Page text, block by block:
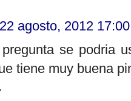
22 agosto, 2012 17:00
se podria
tiene muy buena